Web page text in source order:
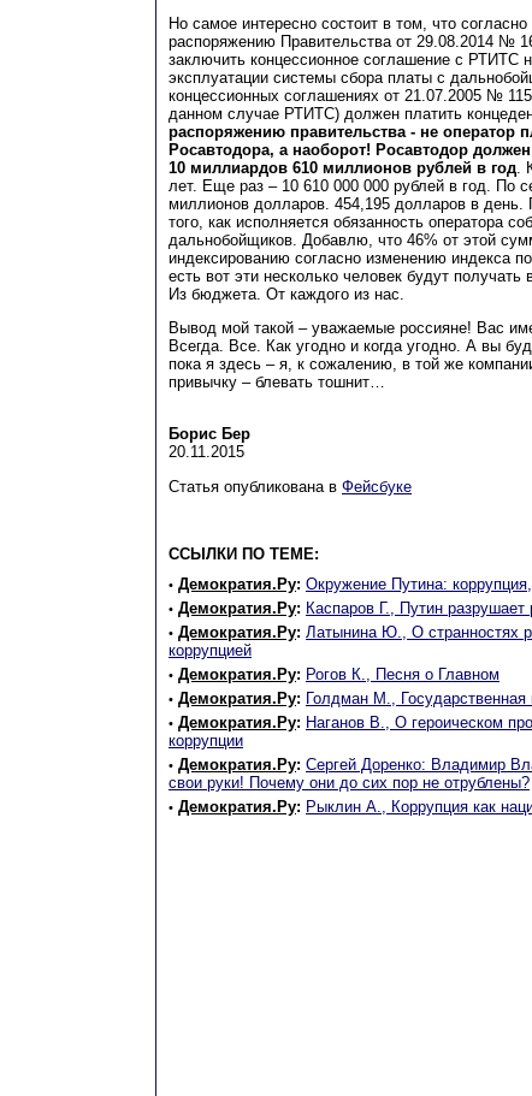
Но самое интересно состоит в том, что
распоряжению Правительства от 29.08.2014 №
заключить концессионное соглашение с РТИТС
эксплуатации системы сбора платы с
концессионных соглашениях от 21.07.2005 №
данном случае РТИТС) должен платить
распоряжению правительства - не оператор
Росавтодора, а наоборот! Росавтодор
10 миллиардов 610 миллионов рублей в год
лет. Еще раз – 10 610 000 000 рублей в год. По
миллионов долларов. 454,195 долларов в день.
того, как исполняется обязанность оператора
дальнобойщиков. Добавлю, что 46% от этой
индексированию согласно изменению индекса
есть вот эти несколько человек будут
Из бюджета. От каждого из нас.
Вывод мой такой – уважаемые россияне! Вас
Всегда. Все. Как угодно и когда угодно. А вы
пока я здесь – я, к сожалению, в той же
привычку – блевать тошнит…
Борис Бер
20.11.2015
Статья опубликована в Фейсбуке
ССЫЛКИ ПО ТЕМЕ:
• Демократия.Ру: Окружение Путина:
• Демократия.Ру: Каспаров Г., Путин
• Демократия.Ру: Латынина Ю., О странностях
коррупцией
• Демократия.Ру: Рогов К., Песня о Главном
• Демократия.Ру: Голдман М., Государственная
• Демократия.Ру: Наганов В., О героическом
коррупции
• Демократия.Ру: Сергей Доренко: Владимир
свои руки! Почему они до сих пор не отрублены?
• Демократия.Ру: Рыклин А., Коррупция как